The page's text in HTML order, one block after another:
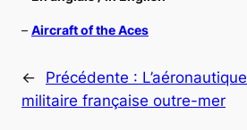
– Aircraft of the Aces
← Précédente : L’aéronautique
militaire française outre-mer